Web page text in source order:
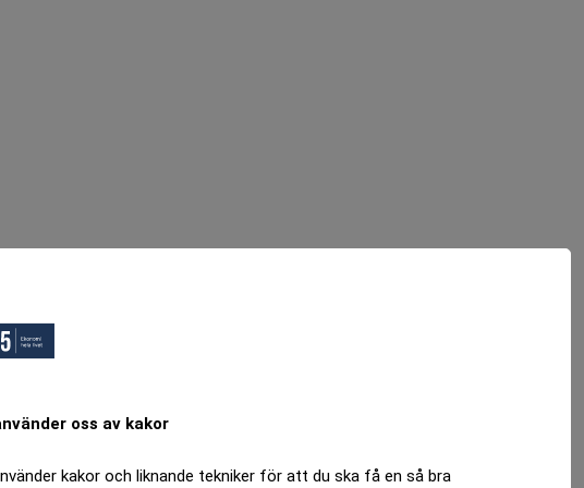
oss av kakor
kakor och liknande tekniker för att du ska få en så bra